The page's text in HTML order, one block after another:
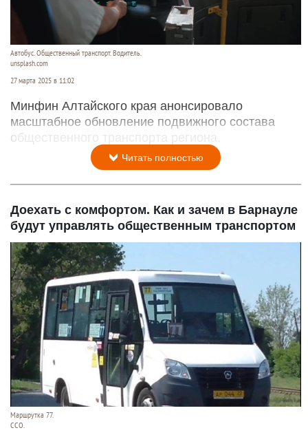
Автобус. Общественный транспорт. Водитель.
unsplash.com
27 марта 2025 в 11:02
Минфин Алтайского края анонсировало
масштабное обновление подвижного состава
общественного транспорта региона.
Читать полностью
Доехать с комфортом. Как и зачем в Барнауле
будут управлять общественным транспортом
Маршрутка 77.
ССО.